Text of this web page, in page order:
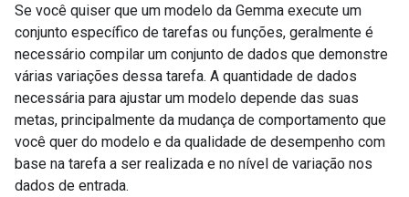
Se você quiser que um modelo da Gemma execute um
conjunto específico de tarefas ou funções, geralmente é
necessário compilar um conjunto de dados que demonstre
várias variações dessa tarefa. A quantidade de dados
necessária para ajustar um modelo depende das suas
metas, principalmente da mudança de comportamento que
você quer do modelo e da qualidade de desempenho com
base na tarefa a ser realizada e no nível de variação nos
dados de entrada.